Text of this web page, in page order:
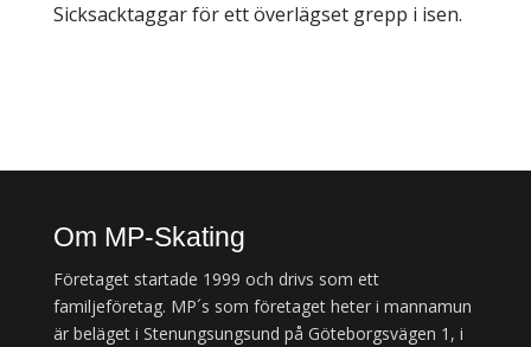
Sicksacktaggar för ett överlägset grepp i isen.
Om MP-Skating
Företaget startade 1999 och drivs som ett
familjeföretag. MP´s som företaget heter i mannamun
är beläget i Stenungsungsund på Göteborgsvägen 1, i